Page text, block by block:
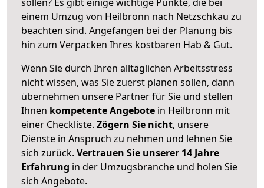
einem Umzug von Heilbronn nach Netzschkau zu
beachten sind. Angefangen bei der Planung bis
hin zum Verpacken Ihres kostbaren Hab & Gut.
Wenn Sie durch Ihren alltäglichen Arbeitsstress
nicht wissen, was Sie zuerst planen sollen, dann
übernehmen unsere Partner für Sie und stellen
Ihnen kompetente Angebote in Heilbronn mit
einer Checkliste. Zögern Sie nicht, unsere
Dienste in Anspruch zu nehmen und lehnen Sie
sich zurück. Vertrauen Sie unserer 14 Jahre
Erfahrung in der Umzugsbranche und holen Sie
sich Angebote.